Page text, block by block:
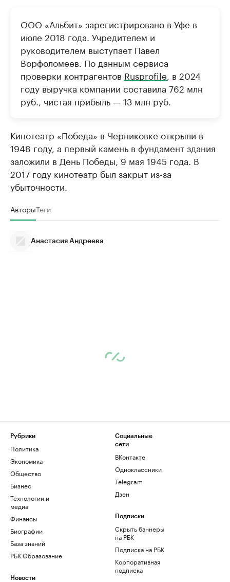
ООО «Альбит» зарегистрировано в Уфе в
июле 2018 года. Учредителем и
руководителем выступает Павел
Ворфоломеев. По данным сервиса
проверки контрагентов Rusprofile, в 2024
году выручка компании составила 762 млн
руб., чистая прибыль — 13 млн руб.
Кинотеатр «Победа» в Черниковке открыли в
1948 году, а первый камень в фундамент здания
заложили в День Победы, 9 мая 1945 года. В
2017 году кинотеатр был закрыт из-за
убыточности.
АвторыТеги
Анастасия Андреева
Рубрики
Политика
Экономика
Общество
Бизнес
Технологии и
медиа
Финансы
Биографии
База знаний
РБК Образование
Новости
Социальные
сети
ВКонтакте
Одноклассники
Telegram
Дзен
Подписки
Скрыть баннеры
на РБК
Подписка на РБК
Корпоративная
подписка